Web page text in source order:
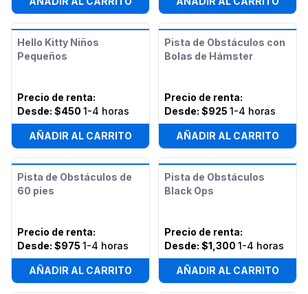
Hello Kitty Niños
Pequeños
Precio de renta:
Desde: $450 1-4 horas
AÑADIR AL CARRITO
Pista de Obstáculos con
Bolas de Hámster
Precio de renta:
Desde: $925 1-4 horas
AÑADIR AL CARRITO
Pista de Obstáculos de
60 pies
Precio de renta:
Desde: $975 1-4 horas
AÑADIR AL CARRITO
Pista de Obstáculos
Black Ops
Precio de renta:
Desde: $1,300 1-4 horas
AÑADIR AL CARRITO